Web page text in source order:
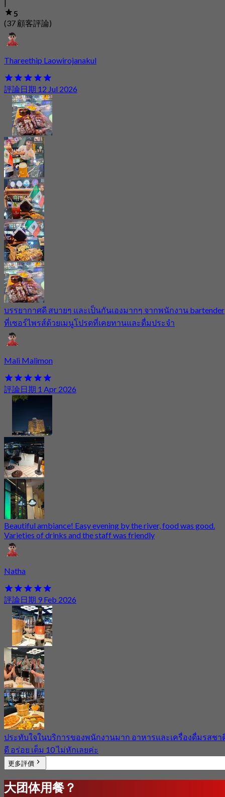
5
(37 顧客評論)
Thareethip Laowirojanakul
評論日期 12 Jul 2026
บรรยากาศดี สบายๆ และเป็นกันเองมากๆ จากพนักงาน bartender
ที่เซอร์ไพรส์ด้วยเมนูโปรดที่เคยทานและดื่มประจำ
Mali Malimon
評論日期 1 Apr 2026
Beautiful ambiance! Easy evening by the river, food was good.
Varieties of drinks and the staff was friendly
Natha
評論日期 9 Feb 2026
ประทับใจในบริการของพนักงานมาก อาหารและเครื่องดื่มรสชา
ดี อร่อย เต็ม 10 ไม่หักเลยค่ะ
更多評價
大团体用餐？